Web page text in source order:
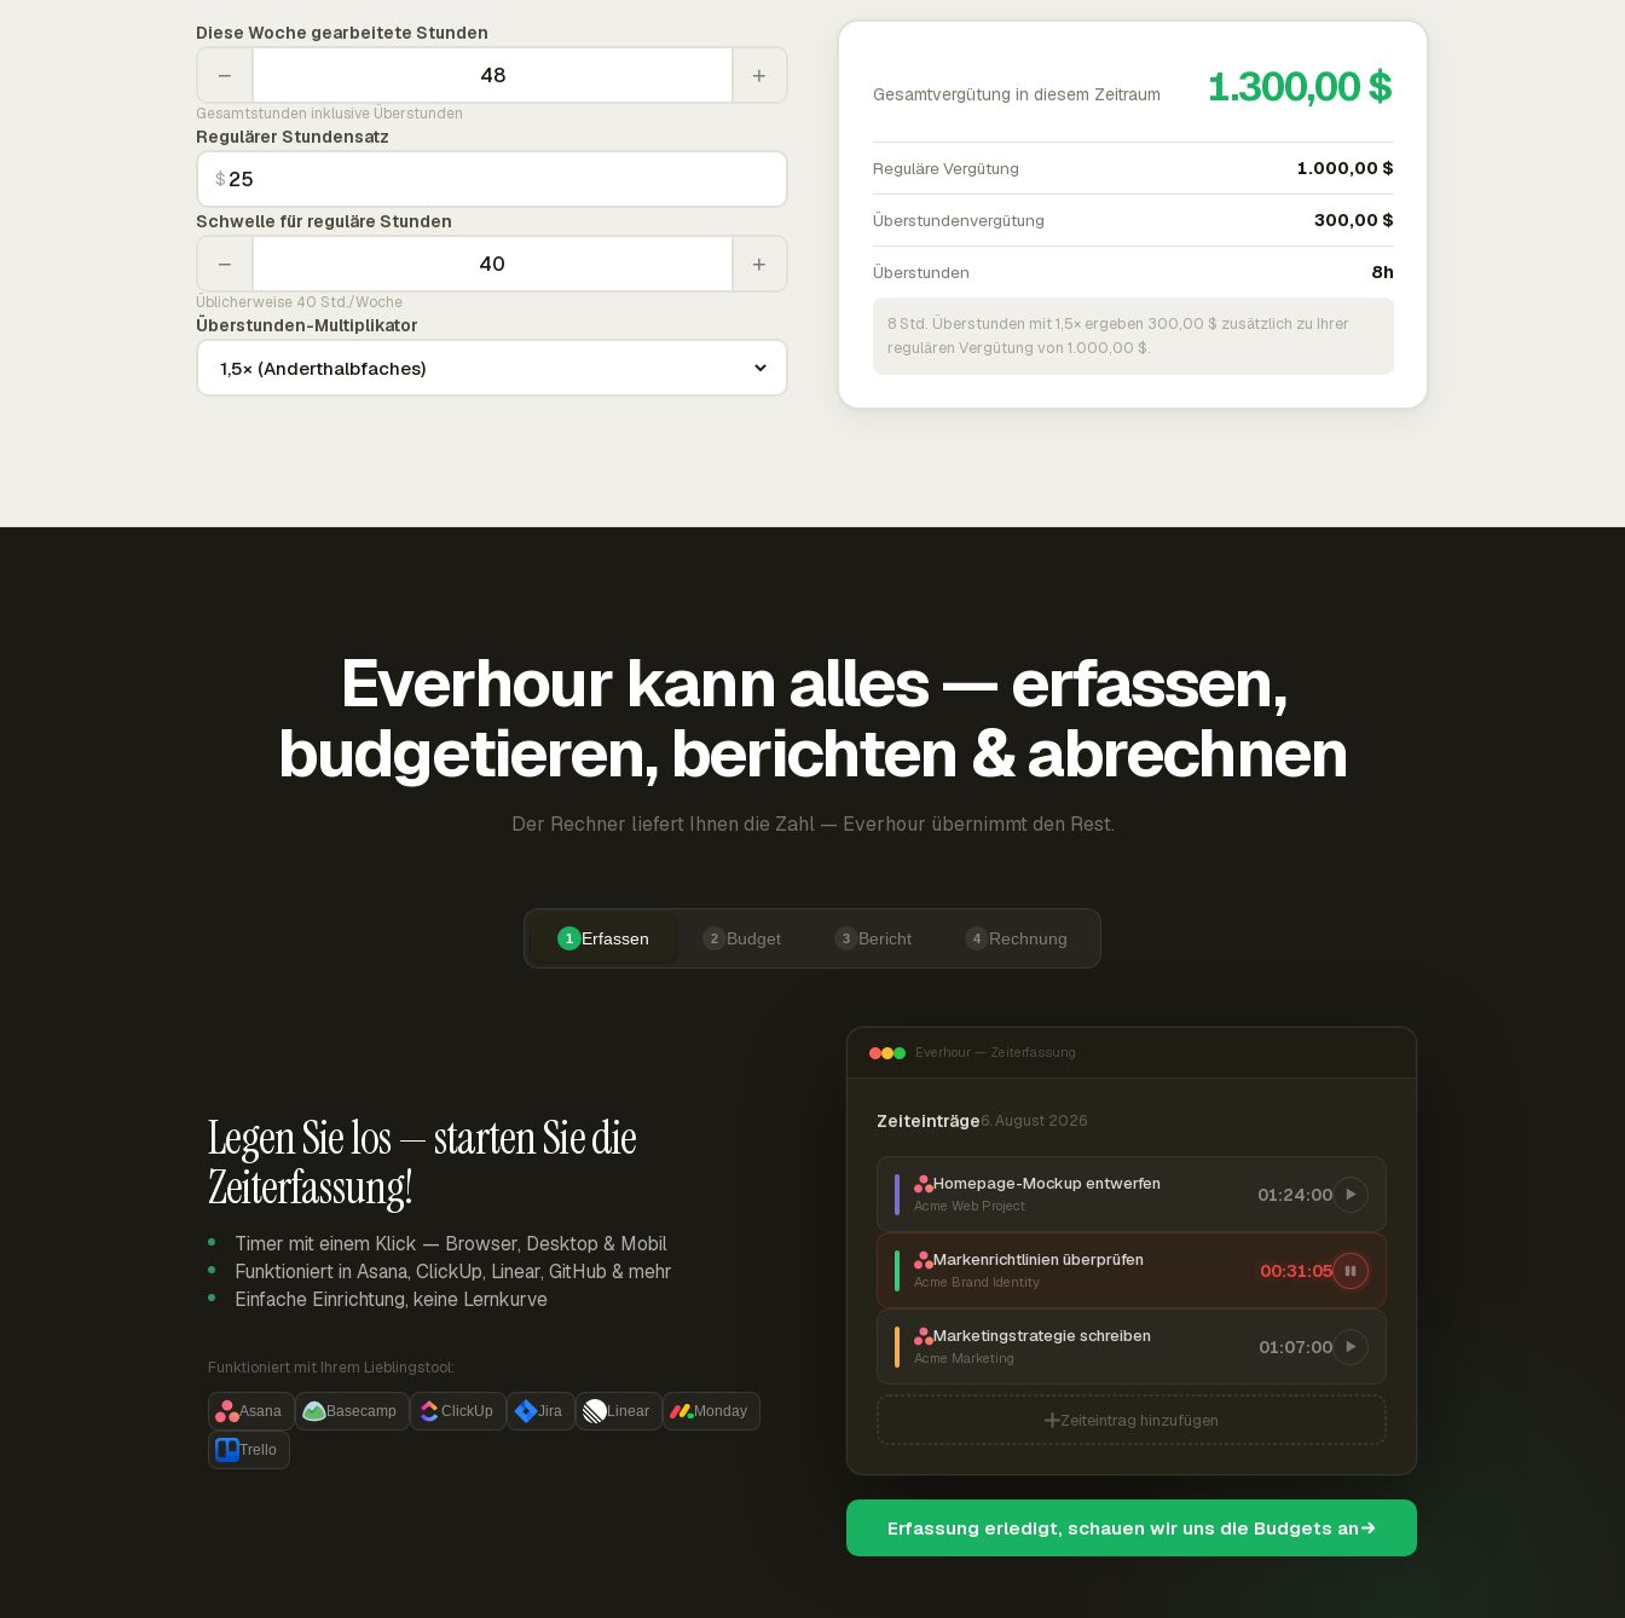
Diese Woche gearbeitete Stunden
− +
Gesamtstunden inklusive Überstunden
Regulärer Stundensatz
$
Schwelle für reguläre Stunden
− +
Üblicherweise 40 Std./Woche
Überstunden-Multiplikator
Gesamtvergütung in diesem Zeitraum 1.300,00 $
Reguläre Vergütung 1.000,00 $
Überstundenvergütung 300,00 $
Überstunden 8h
8 Std. Überstunden mit 1,5× ergeben 300,00 $ zusätzlich zu Ihrer
regulären Vergütung von 1.000,00 $.
Everhour kann alles — erfassen,
budgetieren, berichten & abrechnen
Der Rechner liefert Ihnen die Zahl — Everhour übernimmt den Rest.
1 Erfassen 2 Budget 3 Bericht 4 Rechnung
Legen Sie los — starten Sie die
Zeiterfassung!
Timer mit einem Klick — Browser, Desktop & Mobil
Funktioniert in Asana, ClickUp, Linear, GitHub & mehr
Einfache Einrichtung, keine Lernkurve
Funktioniert mit Ihrem Lieblingstool:
Asana Basecamp ClickUp Jira Linear Monday
Trello
Everhour — Zeiterfassung
Zeiteinträge6. August 2026
Homepage-Mockup entwerfen
Acme Web Project
01:24:00
Markenrichtlinien überprüfen
Acme Brand Identity
00:31:06
Marketingstrategie schreiben
Acme Marketing
01:07:00
Zeiteintrag hinzufügen
Erfassung erledigt, schauen wir uns die Budgets an